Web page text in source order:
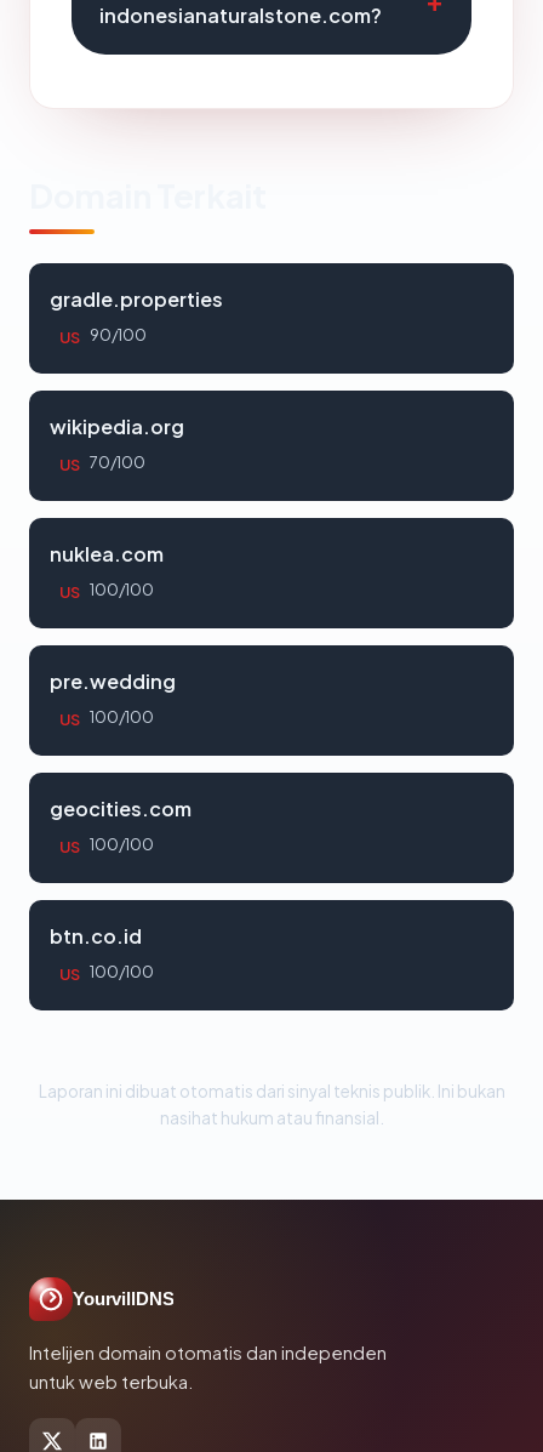
indonesianaturalstone.com?
gradle.properties
US 90/100
wikipedia.org
US 70/100
nuklea.com
US 100/100
pre.wedding
US 100/100
geocities.com
US 100/100
btn.co.id
US 100/100
Laporan ini dibuat otomatis dari sinyal teknis publik. Ini bukan
nasihat hukum atau finansial.
YourvillDNS
Intelijen domain otomatis dan independen
untuk web terbuka.